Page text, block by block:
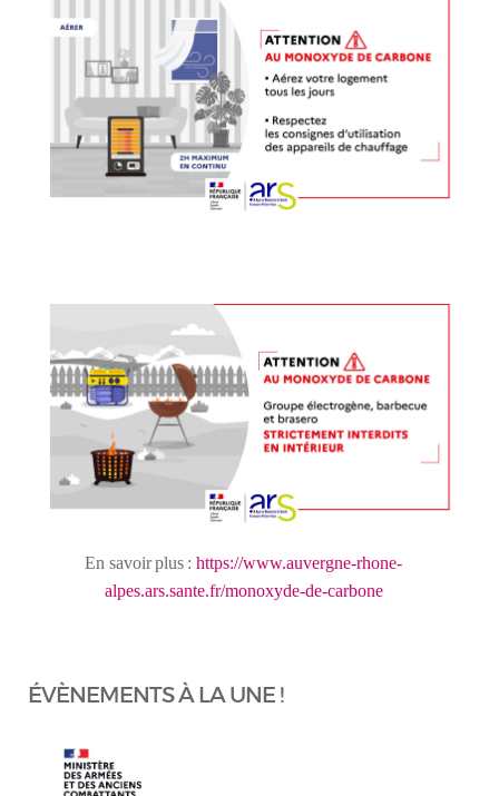
En savoir plus : https://www.auvergne-rhone-
alpes.ars.sante.fr/monoxyde-de-carbone
ÉVÈNEMENTS À LA UNE !